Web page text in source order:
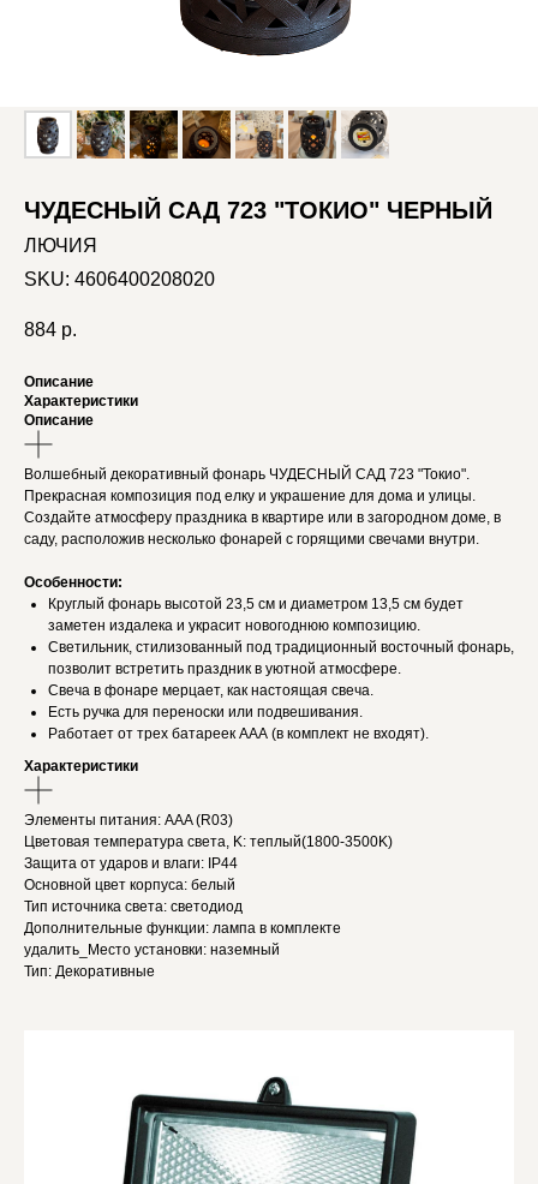
ЧУДЕСНЫЙ САД 723 "ТОКИО" ЧЕРНЫЙ
ЛЮЧИЯ
SKU: 4606400208020
884 р.
Описание
Характеристики
Описание
Волшебный декоративный фонарь ЧУДЕСНЫЙ САД 723 "Токио".
Прекрасная композиция под елку и украшение для дома и улицы.
Создайте атмосферу праздника в квартире или в загородном доме, в
саду, расположив несколько фонарей с горящими свечами внутри.
Особенности:
Круглый фонарь высотой 23,5 см и диаметром 13,5 см будет
заметен издалека и украсит новогоднюю композицию.
Светильник, стилизованный под традиционный восточный фонарь,
позволит встретить праздник в уютной атмосфере.
Свеча в фонаре мерцает, как настоящая свеча.
Есть ручка для переноски или подвешивания.
Работает от трех батареек ААА (в комплект не входят).
Характеристики
Элементы питания: AAA (R03)
Цветовая температура света, K: теплый(1800-3500K)
Защита от ударов и влаги: IP44
Основной цвет корпуса: белый
Тип источника света: светодиод
Дополнительные функции: лампа в комплекте
удалить_Место установки: наземный
Тип: Декоративные